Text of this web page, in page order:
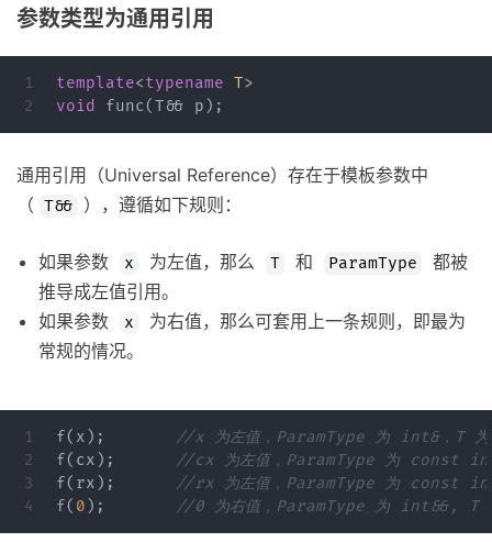
参数类型为通用引用
1
template<typename T>
void
func(T&& p );
通用引用（Universal Reference）存在于模板参数中
（ T&& ），遵循如下规则：
如果参数 x 为左值，那么 T 和 ParamType
都被
推导成左值引用。
如果参数
x
为右值，那么可套用上一条规则，即最为
常规的情况。
1
2
3
f( x );
//x 为左值，ParamType 为 int&，T
f( cx );
//cx 为左值，ParamType 为 const
f( rx );
//rx 为左值，ParamType 为 const
f( 0 ); //0 为右值，ParamType 为 int&&,